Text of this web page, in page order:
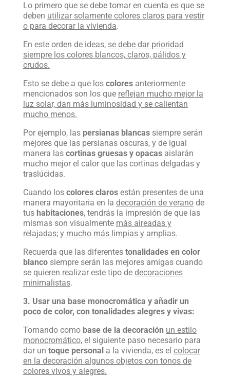
Lo primero que se debe tomar en cuenta es que se
deben utilizar solamente colores claros para vestir
o para decorar la vivienda.
En este orden de ideas, se debe dar prioridad
siempre los colores blancos, claros, pálidos y
crudos.
Esto se debe a que los coloresanteriormente
mencionados son los que reflejan mucho mejor la
luz solar, dan más luminosidad y se calientan
mucho menos.
Por ejemplo, las persianas blancas siempre serán
mejores que las persianas oscuras, y de igual
manera las cortinas gruesas y opacas aislarán
mucho mejor el calor que las cortinas delgadas y
traslúcidas.
Cuando los colores clarosestán presentes de una
manera mayoritaria en la decoración de veranode
tus habitaciones, tendrás la impresión de que las
mismas son visualmente más aireadas y
relajadas; y mucho más limpias y amplias.
Recuerda que las diferentes tonalidades en color
blancosiempre serán las mejores amigas cuando
se quieren realizar este tipo de decoraciones
minimalistas.
3. Usar una base monocromática y añadir un
poco de color, con tonalidades alegres y vivas:
Tomando como base de la decoración un estilo
monocromático,el siguiente paso necesario para
dar un toque personala la vivienda, es el colocar
en la decoración algunos objetos con tonos de
colores vivos y alegres.